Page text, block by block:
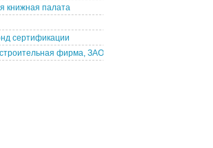
книжная палата
сертификации
фирма, ЗАО